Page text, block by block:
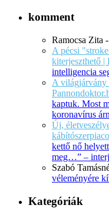
komment
Ramocsa Zita -
A pécsi
kiterjeszthető |
intelligencia
A világjárvány
kaptuk. Most
koronavírus
Új,
kettő nő
meg…” –
Szabó
véleményére
Kategóriák